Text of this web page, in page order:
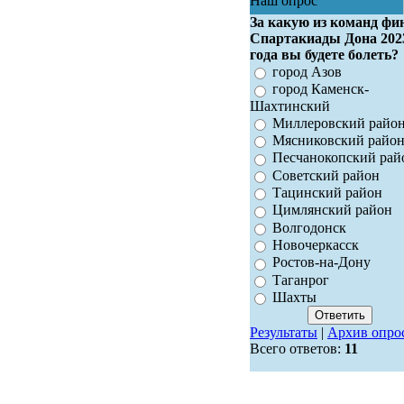
За какую из команд
Спартакиады Дона
года вы будете болеть?
город Азов
город Каменск-
Шахтинский
Миллеровский район
Мясниковский район
Песчанокопский
Советский район
Тацинский район
Цимлянский район
Волгодонск
Новочеркасск
Ростов-на-Дону
Таганрог
Шахты
Результаты| Архив
Всего ответов: 11